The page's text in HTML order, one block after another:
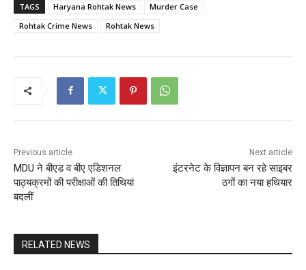
TAGS Haryana Rohtak News
Murder Case
Rohtak Crime News
Rohtak News
Previous article
MDU ने बीएड व बीए एडिशनल
पाठ्यक्रमों की परीक्षाओं की तिथियां
बदलीं
Next article
इंटरनेट के विज्ञापन बन रहे साइबर
ठगों का नया हथियार
RELATED NEWS